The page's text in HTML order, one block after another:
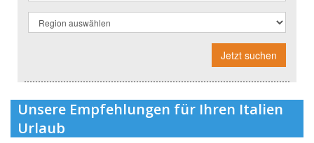
Jetzt suchen
Unsere Empfehlungen für Ihren Italien
Urlaub